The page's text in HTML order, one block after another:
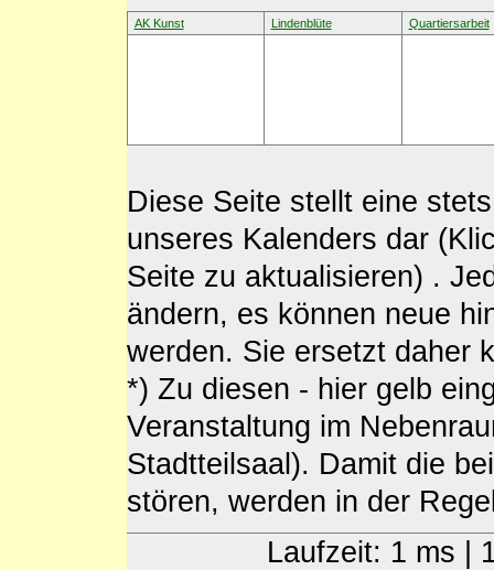
AK Kunst Lindenblüte Quartiersarbeit
Diese Seite stellt eine
unseres Kalenders dar
Seite zu aktualisieren) .
ändern, es können neue
werden. Sie ersetzt daher
*) Zu diesen - hier gelb
Veranstaltung im
Stadtteilsaal). Damit die
stören, werden in der
Laufzeit: 1 ms |